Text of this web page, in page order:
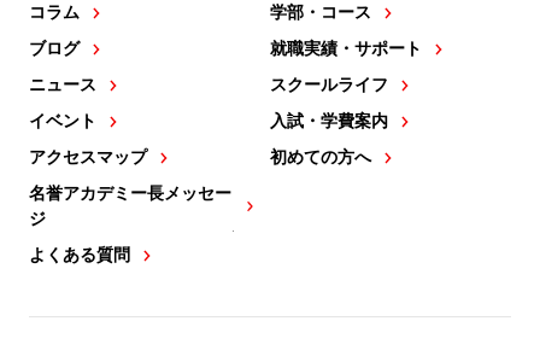
コラム
ブログ
ニュース
イベント
アクセスマップ
名誉アカデミー長メッセー
ジ
よくある質問
学部・コース
就職実績・サポート
スクールライフ
入試・学費案内
初めての方へ